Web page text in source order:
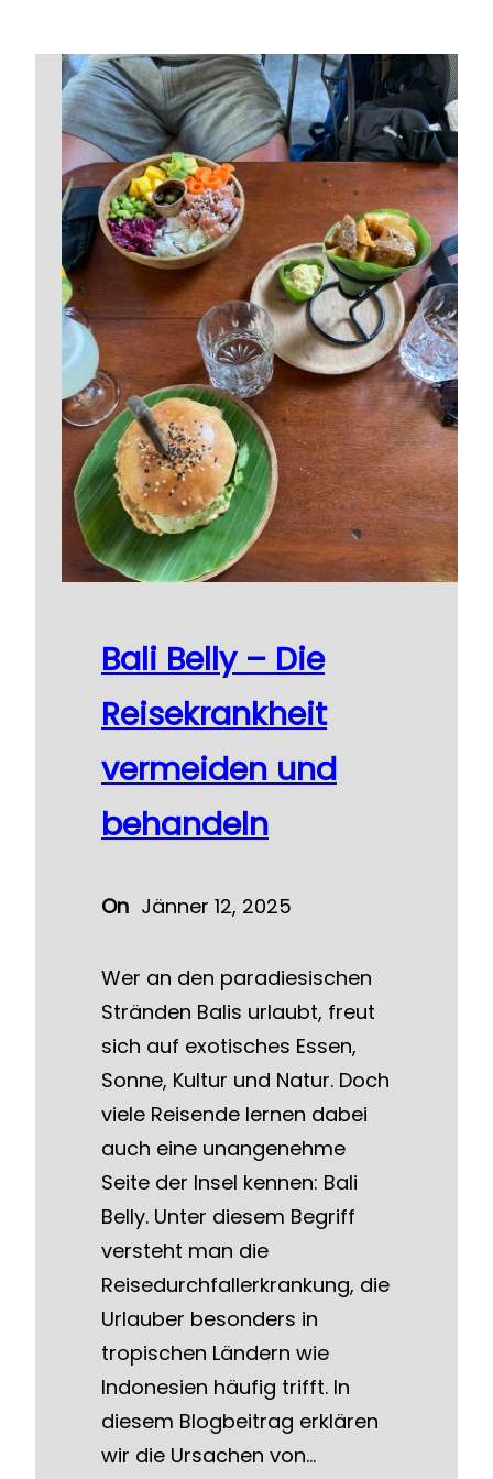
Bali Belly – Die
Reisekrankheit
vermeiden und
behandeln
On Jänner 12, 2025
Wer an den paradiesischen
Stränden Balis urlaubt, freut
sich auf exotisches Essen,
Sonne, Kultur und Natur. Doch
viele Reisende lernen dabei
auch eine unangenehme
Seite der Insel kennen: Bali
Belly. Unter diesem Begriff
versteht man die
Reisedurchfallerkrankung, die
Urlauber besonders in
tropischen Ländern wie
Indonesien häufig trifft. In
diesem Blogbeitrag erklären
wir die Ursachen von…